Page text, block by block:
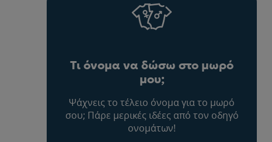
Τι όνομα να δώσω στο μωρό
μου;
Ψάχνεις το τέλειο όνομα για το μωρό
σου; Πάρε μερικές ιδέες από τον οδηγό
ονομάτων!